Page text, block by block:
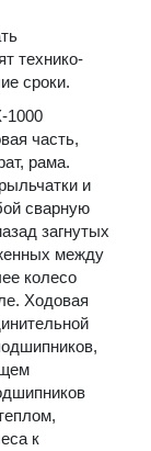
технико-
сроки.
1000
часть,
рама.
и
сварную
загнутых
между
колесо
Ходовая
к